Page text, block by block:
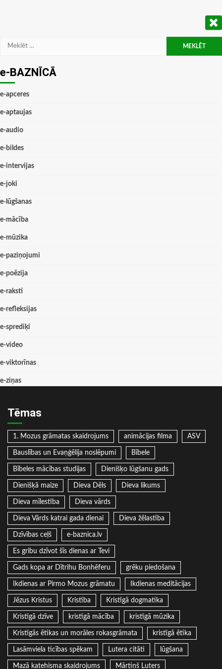
Meklēt:
e-BAZNĪCĀ
e-apceres
e-aptaujas
e-audio
e-bildes
e-intervijas
e-joki
e-lūgšanas
e-mācība
e-mūzika
e-paziņojumi
e-poēzija
e-raksti
e-refleksijas
e-sprediķi
e-video
e-viktorīnas
e-ziņas
Tēmas
1. Mozus grāmatas skaidrojums animācijas filma ASV
Bauslības un Evaņģēlija noslēpumi Bībele
Bībeles mācības studijas Dienišķo lūgšanu gads
Dienišķā maize Dieva Dēls Dieva likums
Dieva mīlestība Dieva vārds
Dieva Vārds katrai gada dienai Dieva žēlastība
Dzīvības ceļš e-baznica.lv
Es gribu dzīvot šīs dienas ar Tevi
Gads kopa ar Dītrihu Bonhēferu grēku piedošana
Ikdienas ar Pirmo Mozus grāmatu Ikdienas meditācijas
Jēzus Kristus Kristība Kristīgā dogmatika
Kristīgā dzīve kristīgā mācība kristīgā mūzika
Kristīgās ētikas un morāles rokasgrāmata kristīgā ētika
Lasāmviela ticības spēkam Lutera citāti lūgšana
Mazā katehisma skaidrojums Mārtiņš Luters